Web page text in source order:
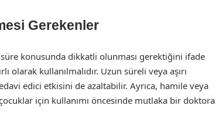
Gerekenler
süre konusunda dikkatli olunması gerektiğini ifade
olarak kullanılmalıdır. Uzun süreli veya aşırı
edici etkisini de azaltabilir. Ayrıca, hamile veya
için kullanımı öncesinde mutlaka bir doktora